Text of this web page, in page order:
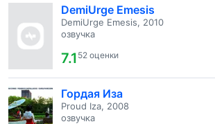
DemiUrge Emesis
DemiUrge Emesis, 2010
озвучка
7.1 52 оценки
Гордая Иза
Proud Iza, 2008
озвучка